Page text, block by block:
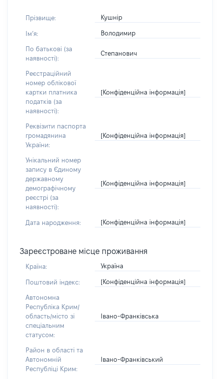
Прізвище: Кушнір
Імʼя: Володимир
По батькові (за
наявності):
Степанович
Реєстраційний
номер облікової
картки платника
податків (за
наявності):
[Конфіденційна інформація]
Реквізити паспорта
громадянина
України:
[Конфіденційна інформація]
Унікальний номер
запису в Єдиному
державному
демографічному
реєстрі (за
наявності):
[Конфіденційна інформація]
Дата народження: [Конфіденційна інформація]
Зареєстроване місце проживання
Країна: Україна
Поштовий індекс: [Конфіденційна інформація]
Автономна
Республіка Крим/
область/місто зі
спеціальним
статусом:
Івано-Франківська
Район в області та
Автономній
Республіці Крим:
Івано-Франківський